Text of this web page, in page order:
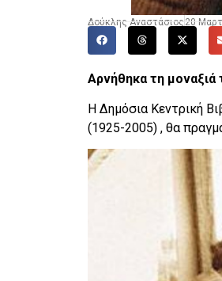
Δούκλης Αναστάσιος 20
Αρνήθηκα τη
Η Δημόσια Κεντρική
(1925-2005) , θα